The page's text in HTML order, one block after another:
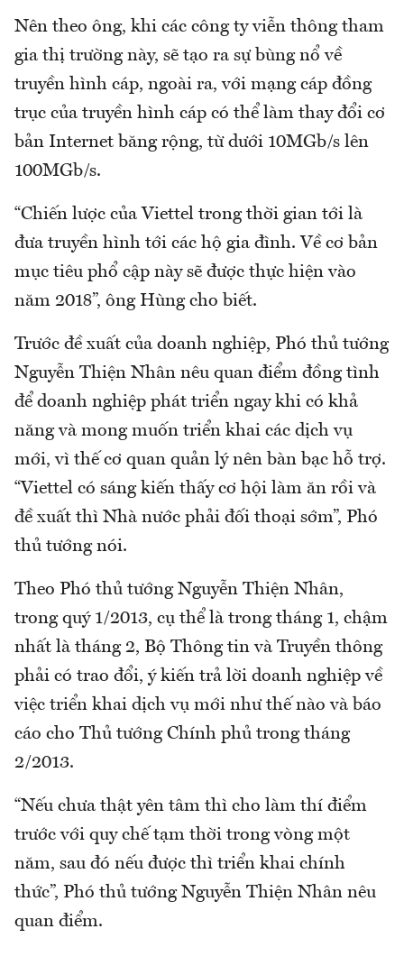
Nên theo ông, khi các công ty viễn thông tham
gia thị trường này, sẽ tạo ra sự bùng nổ về
truyền hình cáp, ngoài ra, với mạng cáp đồng
trục của truyền hình cáp có thể làm thay đổi cơ
bản Internet băng rộng, từ dưới 10MGb/s lên
100MGb/s.
“Chiến lược của Viettel trong thời gian tới là
đưa truyền hình tới các hộ gia đình. Về cơ bản
mục tiêu phổ cập này sẽ được thực hiện vào
năm 2018”, ông Hùng cho biết.
Trước đề xuất của doanh nghiệp, Phó thủ tướng
Nguyễn Thiện Nhân nêu quan điểm đồng tình
để doanh nghiệp phát triển ngay khi có khả
năng và mong muốn triển khai các dịch vụ
mới, vì thế cơ quan quản lý nên bàn bạc hỗ trợ.
“Viettel có sáng kiến thấy cơ hội làm ăn rồi và
đề xuất thì Nhà nước phải đối thoại sớm”, Phó
thủ tướng nói.
Theo Phó thủ tướng Nguyễn Thiện Nhân,
trong quý 1/2013, cụ thể là trong tháng 1, chậm
nhất là tháng 2, Bộ Thông tin và Truyền thông
phải có trao đổi, ý kiến trả lời doanh nghiệp về
việc triển khai dịch vụ mới như thế nào và báo
cáo cho Thủ tướng Chính phủ trong tháng
2/2013.
“Nếu chưa thật yên tâm thì cho làm thí điểm
trước với quy chế tạm thời trong vòng một
năm, sau đó nếu được thì triển khai chính
thức”, Phó thủ tướng Nguyễn Thiện Nhân nêu
quan điểm.